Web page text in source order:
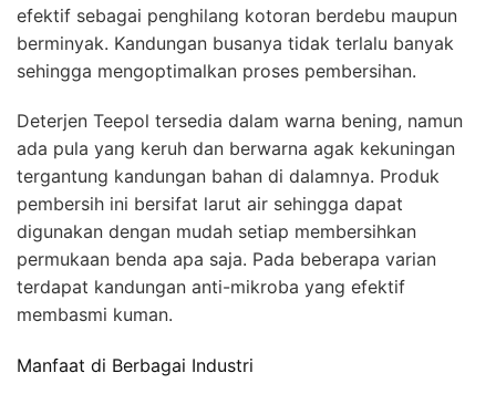
efektif sebagai penghilang kotoran berdebu maupun
berminyak. Kandungan busanya tidak terlalu banyak
sehingga mengoptimalkan proses pembersihan.
Deterjen Teepol tersedia dalam warna bening, namun
ada pula yang keruh dan berwarna agak kekuningan
tergantung kandungan bahan di dalamnya. Produk
pembersih ini bersifat larut air sehingga dapat
digunakan dengan mudah setiap membersihkan
permukaan benda apa saja. Pada beberapa varian
terdapat kandungan anti-mikroba yang efektif
membasmi kuman.
Manfaat di Berbagai Industri